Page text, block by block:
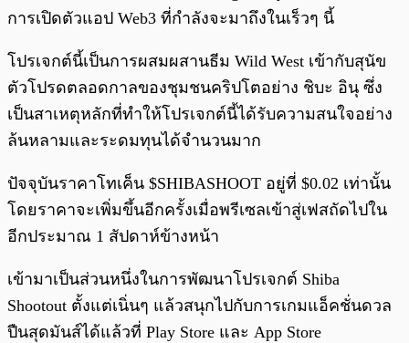
การเปิดตัวแอป Web3 ที่กำลังจะมาถึงในเร็วๆ นี้
โปรเจกต์นี้เป็นการผสมผสานธีม Wild West เข้ากับสุนัข
ตัวโปรดตลอดกาลของชุมชนคริปโตอย่าง ชิบะ อินุ ซึ่ง
เป็นสาเหตุหลักที่ทำให้โปรเจกต์นี้ได้รับความสนใจอย่าง
ล้นหลามและระดมทุนได้จำนวนมาก
ปัจจุบันราคาโทเค็น $SHIBASHOOT อยู่ที่ $0.02 เท่านั้น
โดยราคาจะเพิ่มขึ้นอีกครั้งเมื่อพรีเซลเข้าสู่เฟสถัดไปใน
อีกประมาณ 1 สัปดาห์ข้างหน้า
เข้ามาเป็นส่วนหนึ่งในการพัฒนาโปรเจกต์ Shiba
Shootout ตั้งแต่เนิ่นๆ แล้วสนุกไปกับการเกมแอ็คชั่นดวล
ปืนสุดมันส์ได้แล้วที่ Play Store และ App Store